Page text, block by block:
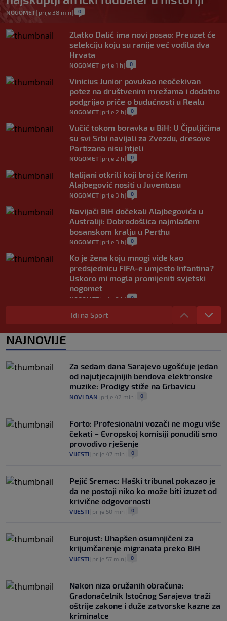
NOGOMET| prije 38 min | 0
Zlatko Dalić ima novi posao: Preuzet će
selekciju koju su ranije već vodila dva
Hrvata
NOGOMET| prije 1 h | 0
Vinicius Junior povukao neočekivan
potez na društvenim mrežama i dodatno
podgrijao priče o budućnosti u Realu
NOGOMET| prije 2 h | 0
Vučić tokom boravka u BiH: U Čipuljićima
su svi Srbi navijali za Zvezdu, dresove
Partizana nisu htjeli
NOGOMET| prije 2 h | 0
Italijani otkrili koji broj će Kerim
Alajbegović nositi u Juventusu
NOGOMET| prije 3 h | 0
Navijači BiH dočekali Alajbegovića u
Australiji: Dobrodošlica najmlađem
bosanskom kralju u Perthu
NOGOMET| prije 3 h | 0
Ko je žena koju mnogi vide kao
predsjednicu FIFA-e umjesto Infantina?
Uskoro mi mogla promijeniti svjetski
nogomet
NOGOMET|prije 3 h| 0
FIFA se izvinila svim svojim članicama
zbog FFE projekta: Ali rukovodstvo i
dalje podržava Infantina
Lionel Messi postigao dva gola u pobjedi
Inter Miamija i ispisao historiju Leagues
Cupa (VIDEO)
prije 4 h| 0
Idi na Sport
NAJNOVIJE
Za sedam dana Sarajevo ugošćuje jedan
od najutjecajnijih bendova elektronske
muzike: Prodigy stiže na Grbavicu
NOVI DAN prije 42 min 0
Forto: Profesionalni vozači ne mogu više
čekati – Evropskoj komisiji ponudili smo
provodivo rješenje
VIJESTI prije 47 min 0
Pejić Sremac: Haški tribunal pokazao je
da ne postoji niko ko može biti izuzet od
krivične odgovornosti
VIJESTI prije 50 min 0
Eurojust: Uhapšen osumnjičeni za
krijumčarenje migranata preko BiH
VIJESTI prije 57 min 0
Nakon niza oružanih obračuna:
Gradonačelnik Istočnog Sarajeva traži
oštrije zakone i duže zatvorske kazne za
kriminalce